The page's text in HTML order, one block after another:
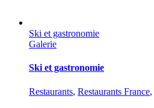
Ski et gastronomie
Galerie
Ski et gastronomie
Restaurants, Restaurants France,